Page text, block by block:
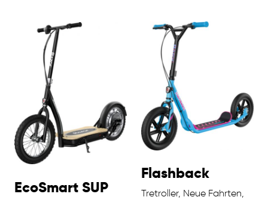
EcoSmart SUP
Flashback
Tretroller, Neue Fahrten,